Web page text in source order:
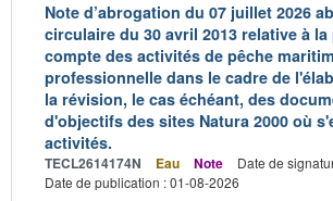
Note d’abrogation du 07 juillet 2026
circulaire du 30 avril 2013 relative à la
compte des activités de pêche
professionnelle dans le cadre de
la révision, le cas échéant, des
d'objectifs des sites Natura 2000 où
activités.
TECL2614174N Eau Note
Date de
Date de publication : 01-08-2026